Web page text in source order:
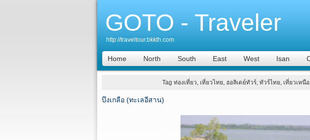
GOTO - Traveler
http://traveltour.bkkth.com
Home North South East West Isan
Tag ท่องเที่ยว, เที่ยวไทย, ฮอลิเดย์ทัวร์, ทัวร์ไทย, เที่ยวเห
บึงเกลือ (ทะเลอีสาน)